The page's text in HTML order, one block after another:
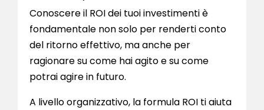
Conoscere il ROI dei tuoi investimenti è
fondamentale non solo per renderti conto
del ritorno effettivo, ma anche per
ragionare su come hai agito e su come
potrai agire in futuro.
A livello organizzativo, la formula ROI ti aiuta